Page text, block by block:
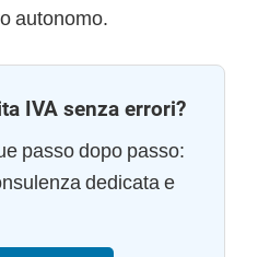
autonomo.
IVA senza errori?
passo dopo passo:
dedicata e